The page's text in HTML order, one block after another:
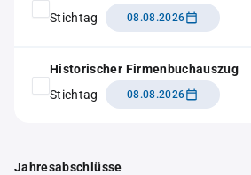
Stichtag
08.08.2026
Historischer Firmenbuchauszug
Stichtag
08.08.2026
Jahresabschlüsse